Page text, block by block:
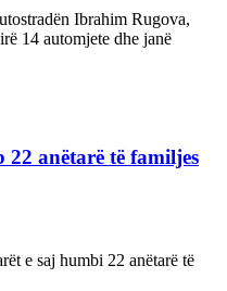
Ibrahim Rugova,
14 automjete dhe janë
22 anëtarë të familjes
e saj humbi 22 anëtarë të